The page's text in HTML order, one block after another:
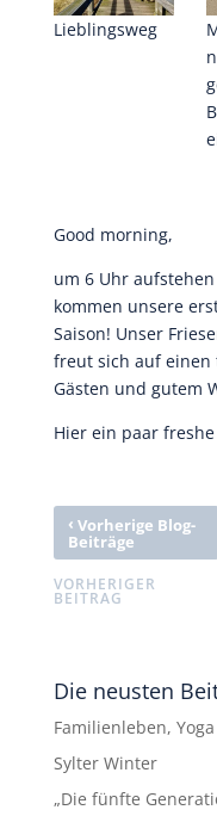
Lieblingsweg
Good morning,
um 6 Uhr
kommen unsere
Saison! Unser
freut sich auf einen
Gästen und gutem
Hier ein paar
‹ Vorherige Blog-
Beiträge
VORHERIGER
BEITRAG
Die neusten
Familienleben,
Sylter Winter
„Die fünfte